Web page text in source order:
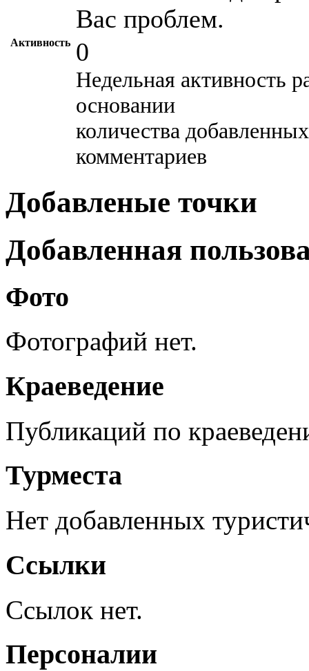
Вас проблем.
Активность 0
Недельная активность
основании
количества
комментариев
Добавленые точки
Добавленная
Фото
Фотографий нет.
Краеведение
Публикаций по
Турместа
Нет добавленных
Ссылки
Ссылок нет.
Персоналии